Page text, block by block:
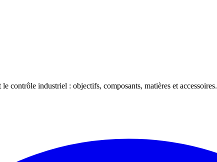
contrôle industriel : objectifs, composants, matières et accessoires.